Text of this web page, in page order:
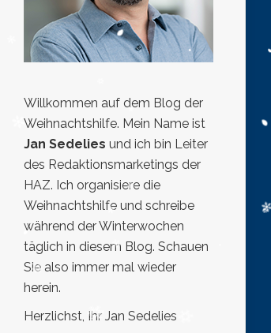
Willkommen auf dem Blog der
Weihnachtshilfe. Mein Name ist
Jan Sedelies und ich bin Leiter
des Redaktionsmarketings der
HAZ. Ich organisiere die
Weihnachtshilfe und schreibe
während der Winterwochen
täglich in diesem Blog. Schauen
Sie also immer mal wieder
herein.
Herzlichst, Ihr Jan Sedelies